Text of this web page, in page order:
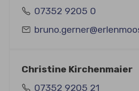
07352 9205 0
Christine Kirchenmaier
07352 9205 21